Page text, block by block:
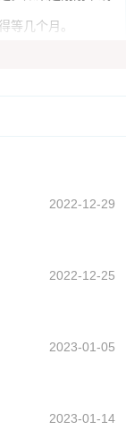
等几个月。
2022-12-29
2022-12-25
2023-01-05
2023-01-14